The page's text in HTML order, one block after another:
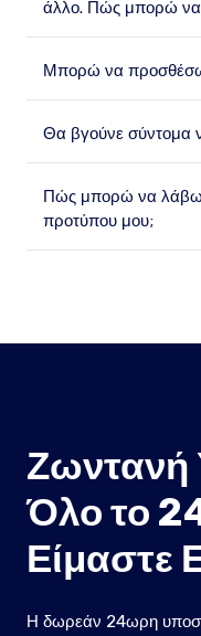
άλλο. Πώς μπορώ
Μπορώ να
Θα βγούνε σύντομα
Πώς μπορώ να λάβω
προτύπου μου;
Ζωντανή
Όλο το
Είμαστε
Η δωρεάν 24ωρη